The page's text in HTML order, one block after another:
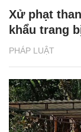
PHÁP LUẬT
Xử phạt
khẩu trang